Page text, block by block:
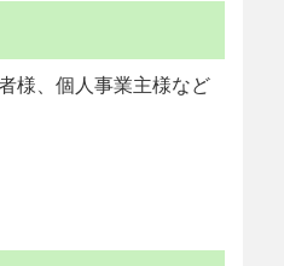
様、個人事業主様など